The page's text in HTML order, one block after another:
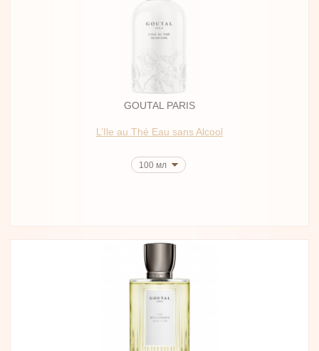
GOUTAL PARIS
L’Ile au Thé Eau sans Alcool
100 мл